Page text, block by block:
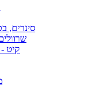
סינרים,
קיט